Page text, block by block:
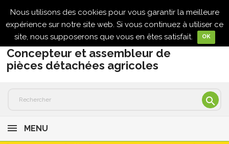
Nous utilisons des cookies pour vous garantir la meilleure
expérience sur notre site web. Si vous continuez à utiliser ce
site, nous supposerons que vous en êtes satisfait.
OK

Concepteur et assembleur de
pièces détachées agricoles

MENU